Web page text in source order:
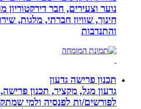
נוער וצעירים, חבר דירקטוריון
חינוך, שוויון חברתי, מלגות,
והתנדבות
תכנון פרישה גדעון
גדעון מגל, מקציר, תכנון פרישה,
לפורשים/ות לפנסיה ולמי